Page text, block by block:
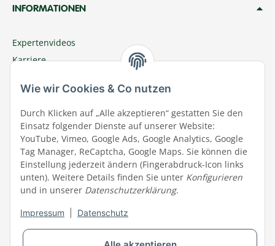
INFORMATIONEN
Expertenvideos
Karriere
Zu Megazoo Shop wechseln
Sommeraktion
Terminal
Tierwohl
Datenschutz
Wir über uns
Aktuelles
Impressum
Widerrufsrecht
Wie wir Cookies & Co nutzen
Durch Klicken auf „Alle akzeptieren“ gestatten Sie den
Einsatz folgender Dienste auf unserer Website:
YouTube, Vimeo, Google Ads, Google Analytics, Google
Tag Manager, ReCaptcha, Google Maps. Sie können die
Einstellung jederzeit ändern (Fingerabdruck-Icon links
unten). Weitere Details finden Sie unter Konfigurieren
und in unserer Datenschutzerklärung.
Impressum Datenschutz